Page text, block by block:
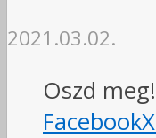
2021.03.02.
Oszd meg!
FacebookX